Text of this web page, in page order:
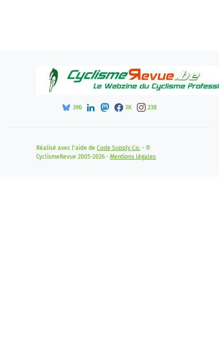
396 3K 238
Réalisé avec l'aide de Code Supply Co. - ©
CyclismeRevue 2005-2026 - Mentions légales